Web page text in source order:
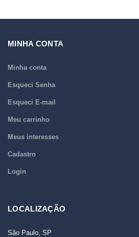
MINHA CONTA
Minha conta
Esqueci Senha
Esqueci E-mail
Meu carrinho
Meus interesses
Cadastro
Login
LOCALIZAÇÃO
São Paulo, SP